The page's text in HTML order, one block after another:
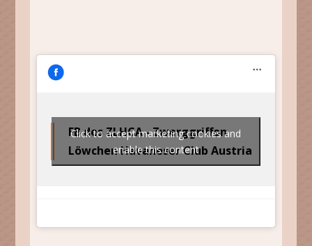
FB des ZLHCA - Zwerggriffon
Löwchen Havaneser Club Austria
Click to accept marketing cookies and
enable this content